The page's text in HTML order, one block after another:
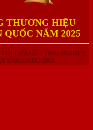
THƯƠNG HIỆU
QUỐC NĂM 2025
CỬA GỖ CÔNG NGHIỆP,
SAIGONDOOR®